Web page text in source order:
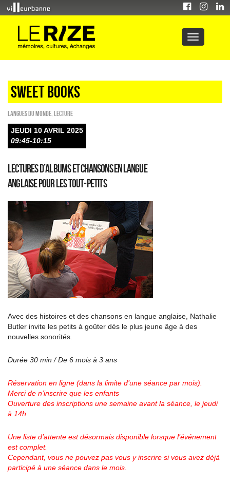
sweet books
Langues du monde Lecture
JEUDI 10 AVRIL 2025
09:45-10:15
Lectures d’albums et chansons en langue
anglaise pour les tout-petits
Avec des histoires et des chansons en langue anglaise, Nathalie
Butler invite les petits à goûter dès le plus jeune âge à des
nouvelles sonorités.
Durée 30 min / De 6 mois à 3 ans
Réservation en ligne (dans la limite d’une séance par mois).
Merci de n’inscrire que les enfants
Ouverture des inscriptions une semaine avant la séance, le jeudi
à 14h
Une liste d’attente est désormais disponible lorsque l’événement
est complet.
Cependant, vous ne pouvez pas vous y inscrire si vous avez déjà
participé à une séance dans le mois.